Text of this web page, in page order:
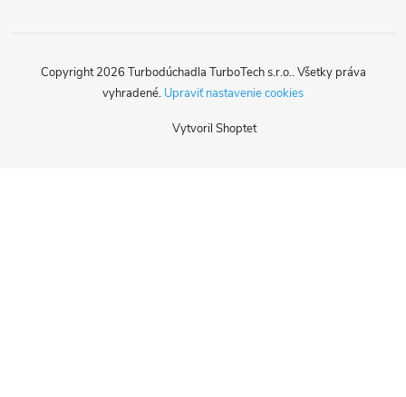
Vytvoril Shoptet
Copyright 2026 Turbodúchadla TurboTech s.r.o.. Všetky práva
vyhradené. Upraviť nastavenie cookies